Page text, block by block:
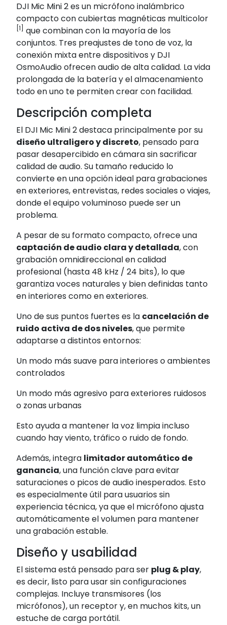
DJI Mic Mini 2 es un micrófono inalámbrico
compacto con cubiertas magnéticas multicolor
[1]
que combinan con la mayoría de los
conjuntos. Tres preajustes de tono de voz, la
conexión mixta entre dispositivos y DJI
OsmoAudio ofrecen audio de alta calidad. La vida
prolongada de la batería y el almacenamiento
todo en uno te permiten crear con facilidad.
Descripción completa
El DJI Mic Mini 2 destaca principalmente por su
diseño ultraligero y discreto, pensado para
pasar desapercibido en cámara sin sacrificar
calidad de audio. Su tamaño reducido lo
convierte en una opción ideal para grabaciones
en exteriores, entrevistas, redes sociales o viajes,
donde el equipo voluminoso puede ser un
problema.
A pesar de su formato compacto, ofrece una
captación de audio clara y detallada, con
grabación omnidireccional en calidad
profesional (hasta 48 kHz / 24 bits), lo que
garantiza voces naturales y bien definidas tanto
en interiores como en exteriores.
Uno de sus puntos fuertes es la cancelación de
ruido activa de dos niveles, que permite
adaptarse a distintos entornos:
Un modo más suave para interiores o ambientes
controlados
Un modo más agresivo para exteriores ruidosos
o zonas urbanas
Esto ayuda a mantener la voz limpia incluso
cuando hay viento, tráfico o ruido de fondo.
Además, integra limitador automático de
ganancia, una función clave para evitar
saturaciones o picos de audio inesperados. Esto
es especialmente útil para usuarios sin
experiencia técnica, ya que el micrófono ajusta
automáticamente el volumen para mantener
una grabación estable.
Diseño y usabilidad
El sistema está pensado para ser plug & play,
es decir, listo para usar sin configuraciones
complejas. Incluye transmisores (los
micrófonos), un receptor y, en muchos kits, un
estuche de carga portátil.